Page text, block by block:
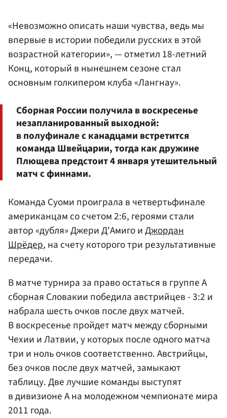
«Невозможно описать наши чувства, ведь мы
впервые в истории победили русских в этой
возрастной категории», — отметил 18-летний
Конц, который в нынешнем сезоне стал
основным голкипером клуба «Лангнау».
Сборная России получила в воскресенье
незапланированный выходной:
в полуфинале с канадцами встретится
команда Швейцарии, тогда как дружине
Плющева предстоит 4 января утешительный
матч с финнами.
Команда Суоми проиграла в четвертьфинале
американцам со счетом 2:6, героями стали
автор «дубля» Джери Д'Амиго иДжордан
Шрёдер, на счету которого три результативные
передачи.
В матче турнира за право остаться в группе А
сборная Словакии победила австрийцев - 3:2 и
набрала шесть очков после двух матчей.
В воскресенье пройдет матч между сборными
Чехии и Латвии, у которых после одного матча
три и ноль очков соответственно. Австрийцы,
без очков после двух матчей, замыкают
таблицу. Две лучшие команды выступят
в дивизионе А на молодежном чемпионате мира
2011 года.